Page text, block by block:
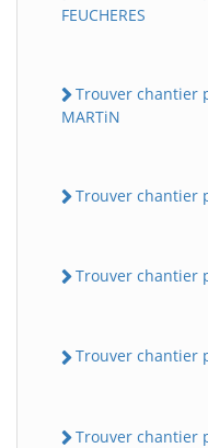
FEUCHERES
Trouver chantier
MARTiN
Trouver chantier
Trouver chantier
Trouver chantier
Trouver chantier